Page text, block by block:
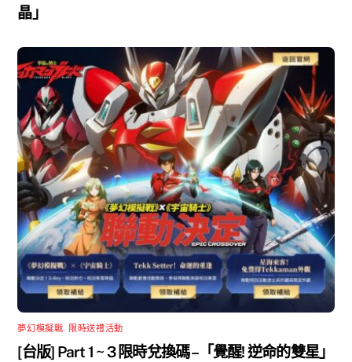
晶」
夢幻模擬戰 限時送禮活動
[台版] Part 1 ~ 3 限時兌換碼 –「覺醒! 逆命的雙星」